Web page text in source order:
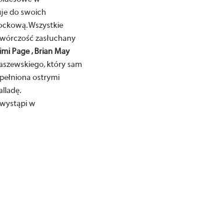
do swoich
Wszystkie
zasłuchany
Page , Brian May
który sam
ostrymi
w